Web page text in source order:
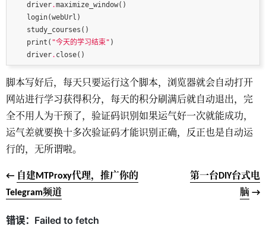
    driver
.
    print(
"今天的学习结束"
    driver
.
脚本写好后，每天只要运行这个脚本，浏览器就会自动打开
网站进行学习获得积分，每天的积分刷满后就自动退出，完
全不用人为干预了，验证码识别如果运气好一次就能成功，
运气差就要换十多次验证码才能识别正确，反正也是自动运
行的，无所谓啦。
← 自建MTProxy代理，推广你的
Telegram频道
第一台DIY台式电
脑 →